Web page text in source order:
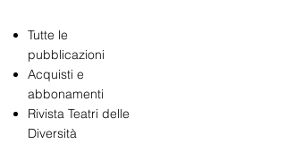
Tutte le
pubblicazioni
Acquisti e
abbonamenti
Rivista Teatri delle
Diversità